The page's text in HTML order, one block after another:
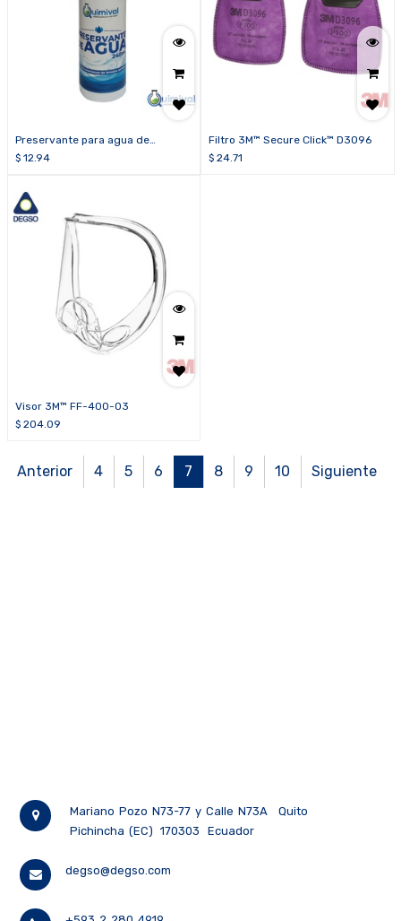
Preservante para agua de
lavaojos portátil (botella de 240
$ 12.94
Filtro 3M™ Secure Click™ D3096
$ 24.71
Visor 3M™ FF-400-03
$ 204.09
Anterior 4 5 6 7 8 9 10 Siguiente
Mariano Pozo N73-77 y Calle N73A
Quito
Pichincha (EC)
170303 Ecuador
degso@degso.com